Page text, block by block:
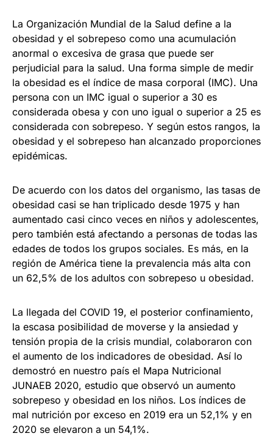
La Organización Mundial de la Salud define a la
obesidad y el sobrepeso como una acumulación
anormal o excesiva de grasa que puede ser
perjudicial para la salud. Una forma simple de medir
la obesidad es el índice de masa corporal (IMC). Una
persona con un IMC igual o superior a 30 es
considerada obesa y con uno igual o superior a 25 es
considerada con sobrepeso. Y según estos rangos, la
obesidad y el sobrepeso han alcanzado proporciones
epidémicas.
De acuerdo con los datos del organismo, las tasas de
obesidad casi se han triplicado desde 1975 y han
aumentado casi cinco veces en niños y adolescentes,
pero también está afectando a personas de todas las
edades de todos los grupos sociales. Es más, en la
región de América tiene la prevalencia más alta con
un 62,5% de los adultos con sobrepeso u obesidad.
La llegada del COVID 19, el posterior confinamiento,
la escasa posibilidad de moverse y la ansiedad y
tensión propia de la crisis mundial, colaboraron con
el aumento de los indicadores de obesidad. Así lo
demostró en nuestro país el Mapa Nutricional
JUNAEB 2020, estudio que observó un aumento
sobrepeso y obesidad en los niños. Los índices de
mal nutrición por exceso en 2019 era un 52,1% y en
2020 se elevaron a un 54,1%.